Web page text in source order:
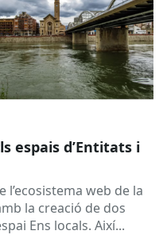
espais d’Entitats i
web de la
la creació de dos
Ens locals. Així...